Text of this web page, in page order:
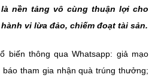
nền tảng vô cùng thuận lợi cho
vi lừa đảo, chiếm đoạt tài sản.
biến thông qua Whatsapp: giả mạo
tham gia nhận quà trúng thưởng;